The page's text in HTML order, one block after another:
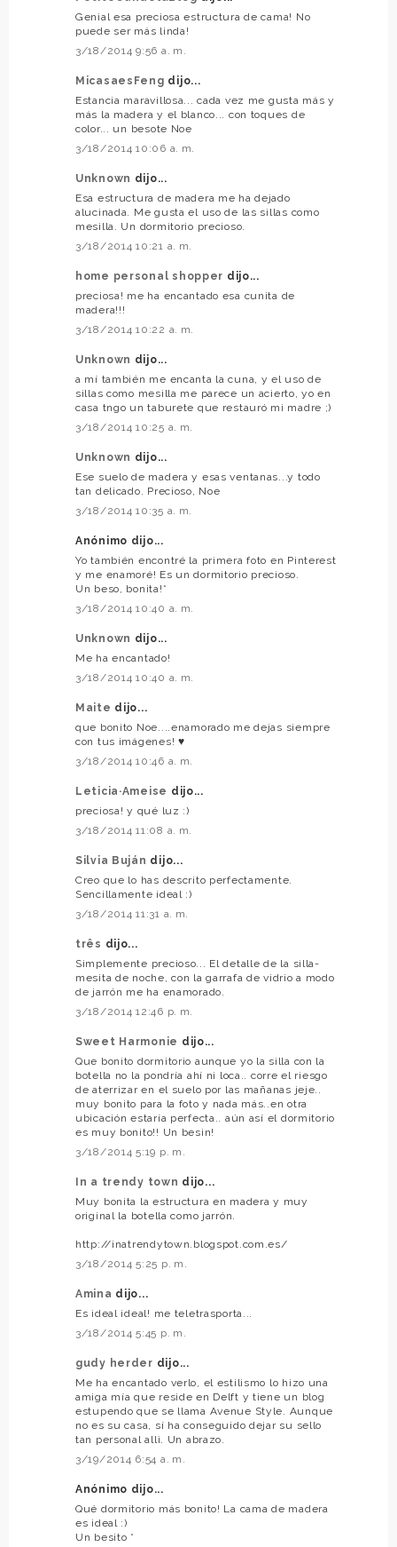
Genial esa preciosa estructura de cama! No
puede ser más linda!
3/18/2014 9:56 a. m.
MicasaesFeng dijo...
Estancia maravillosa... cada vez me gusta más y
más la madera y el blanco... con toques de
color... un besote Noe
3/18/2014 10:06 a. m.
Unknown dijo...
Esa estructura de madera me ha dejado
alucinada. Me gusta el uso de las sillas como
mesilla. Un dormitorio precioso.
3/18/2014 10:21 a. m.
home personal shopper dijo...
preciosa! me ha encantado esa cunita de
madera!!!
3/18/2014 10:22 a. m.
Unknown dijo...
a mí también me encanta la cuna, y el uso de
sillas como mesilla me parece un acierto, yo en
casa tngo un taburete que restauró mi madre ;)
3/18/2014 10:25 a. m.
Unknown dijo...
Ese suelo de madera y esas ventanas...y todo
tan delicado. Precioso, Noe
3/18/2014 10:35 a. m.
Anónimo dijo...
Yo también encontré la primera foto en Pinterest
y me enamoré! Es un dormitorio precioso.
Un beso, bonita!*
3/18/2014 10:40 a. m.
Unknown dijo...
Me ha encantado!
3/18/2014 10:40 a. m.
Maite dijo...
que bonito Noe....enamorado me dejas siempre
con tus imágenes! ♥
3/18/2014 10:46 a. m.
Leticia·Ameise dijo...
preciosa! y qué luz :)
3/18/2014 11:08 a. m.
Silvia Buján dijo...
Creo que lo has descrito perfectamente.
Sencillamente ideal :)
3/18/2014 11:31 a. m.
três dijo...
Simplemente precioso... El detalle de la silla-
mesita de noche, con la garrafa de vidrio a modo
de jarrón me ha enamorado.
3/18/2014 12:46 p. m.
Sweet Harmonie dijo...
Que bonito dormitorio aunque yo la silla con la
botella no la pondría ahí ni loca.. corre el riesgo
de aterrizar en el suelo por las mañanas jeje..
muy bonito para la foto y nada más..en otra
ubicación estaría perfecta.. aún así el dormitorio
es muy bonito!! Un besin!
3/18/2014 5:19 p. m.
In a trendy town dijo...
Muy bonita la estructura en madera y muy
original la botella como jarrón.
http://inatrendytown.blogspot.com.es/
3/18/2014 5:25 p. m.
Amina dijo...
Es ideal ideal! me teletrasporta...
3/18/2014 5:45 p. m.
gudy herder dijo...
Me ha encantado verlo, el estilismo lo hizo una
amiga mía que reside en Delft y tiene un blog
estupendo que se llama Avenue Style. Aunque
no es su casa, sí ha conseguido dejar su sello
tan personal allì. Un abrazo.
3/19/2014 6:54 a. m.
Anónimo dijo...
Qué dormitorio más bonito! La cama de madera
es ideal :)
Un besito *